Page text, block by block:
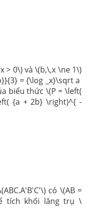
> 0\) và \(b,\,x \ne 1\)
= {\log _x}\sqrt a
biểu thức \(P = \left(
{a + 2b} \right)^{ -
có \(AB =
tích khối lăng trụ \